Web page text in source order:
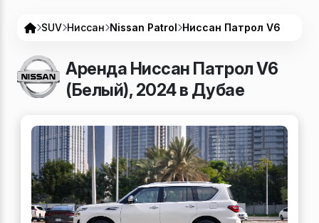
SUV Ниссан Nissan Patrol Ниссан Патрол V6
Аренда Ниссан Патрол V6
(Белый), 2024 в Дубае